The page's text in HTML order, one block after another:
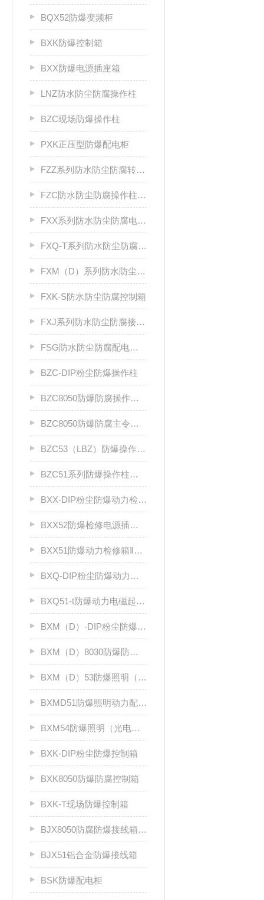
BQX52防爆变频柜
BXK防爆控制箱
BXX防爆电源插座箱
LNZ防水防尘防腐操作柱
BZC现场防爆操作柱
PXK正压型防爆配电柜
FZZ系列防水防尘防腐转换开关
FZC防水防尘防腐操作柱厂家
FXX系列防水防尘防腐电源插座箱
FXQ-T系列防水防尘防腐动力（电磁）起动箱
FXM（D）系列防水防尘防腐照明（动力）配电箱
FXK-S防水防尘防腐控制箱
FXJ系列防水防尘防腐接线箱
FSG防水防尘防腐配电柜厂家
BZC-DIP粉尘防爆操作柱
BZC8050防爆防腐操作柱（ⅡC级）
BZC8050防爆防腐主令控制器
BZC53（LBZ）防爆操作柱llC
BZC51系列防爆操作柱（Ⅱ B）LCZ
BXX-DIP粉尘防爆动力检修箱DIP A20
BXX52防爆检修电源插座箱ⅡB、ⅡC
BXX51防爆动力检修箱ⅡB、ⅡC
BXQ-DIP粉尘防爆动力（电磁）起动箱
BXQ51-t防爆动力电磁起动箱
BXM（D）-DIP粉尘防爆照明（动力）配电箱
BXM（D）8030防爆防腐照明动力配电箱（Ⅱ C）
BXM（D）53防爆照明（动力）配电箱ⅡC
BXMD51防爆照明动力配电箱
BXM54防爆照明（光电效应）配电箱
BXK-DIP粉尘防爆控制箱
BXK8050防爆防腐控制箱
BXK-T现场防爆控制箱
BJX8050防腐防爆接线箱厂家
BJX51铝合金防爆接线箱
BSK防爆配电柜